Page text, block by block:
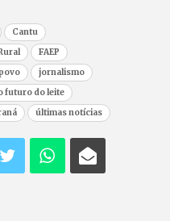
Cantu
FAEP
jornalismo
futuro do leite
últimas notícias